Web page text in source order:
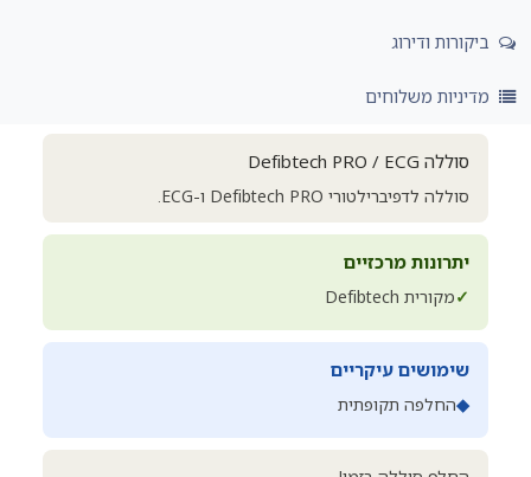
ביקורות ודירוג
מדיניות משלוחים
סוללה Defibtech PRO / ECG
סוללה לדפיברילטורי Defibtech PRO ו-ECG.
יתרונות מרכזיים
✓מקורית Defibtech
שימושים עיקריים
◆החלפה תקופתית